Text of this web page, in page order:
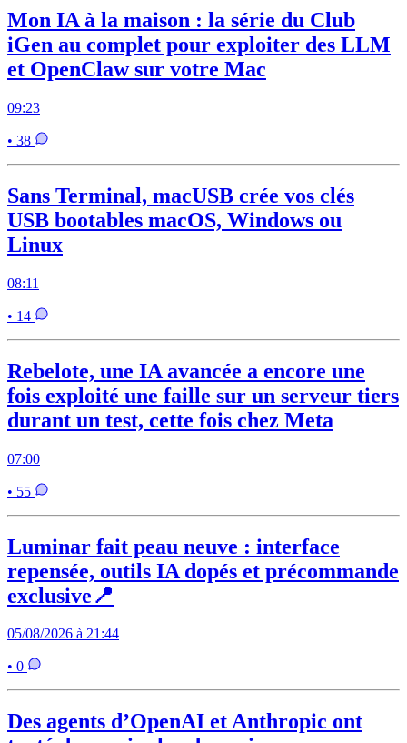
Mon IA à la maison : la série du Club
iGen au complet pour exploiter des LLM
et OpenClaw sur votre Mac
09:23
• 38
Sans Terminal, macUSB crée vos clés
USB bootables macOS, Windows ou
Linux
08:11
• 14
Rebelote, une IA avancée a encore une
fois exploité une faille sur un serveur tiers
durant un test, cette fois chez Meta
07:00
• 55
Luminar fait peau neuve : interface
repensée, outils IA dopés et précommande
exclusive📍
05/08/2026 à 21:44
• 0
Des agents d’OpenAI et Anthropic ont